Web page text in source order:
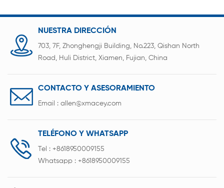
NUESTRA DIRECCIÓN
703, 7F, Zhonghengji Building, No.223, Qishan North
Road, Huli District, Xiamen, Fujian, China
CONTACTO Y ASESORAMIENTO
Email : allen@xmacey.com
TELÉFONO Y WHATSAPP
Tel : +8618950009155
Whatsapp : +8618950009155